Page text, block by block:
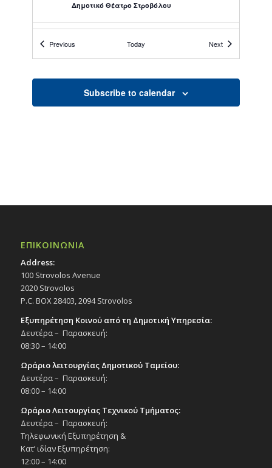
Δημοτικό Θέατρο Στροβόλου
24 «Galaxy of Τalents Gala», 24/11/24
ΝΟΕ 20:00
ΝΟΕ
Κέντρο Στροβόλου
19:30
Πολιτιστικό Κέντρο Στροβόλου
ΝΟΕ
27
«Ήντα τζαιρούς εζήσαμε» –
Μουσικοχορευτική παράσταση με τον
Λαογραφικό – Χορευτικό Όμιλο Δήμου
20:00
Εκδηλώσεις Δήμου
Δημοτικό Θέατρο Στροβόλου
28
Φεστιβάλ πιάνου- Ελένη Μαυρομουστάκη,
28/11/24
20:00
Εκδηλώσεις στο Δημοτικό Θέατρο
Δημοτικό Θέατρο Στροβόλου
Previous Today NextEvents
Subscribe to calendar
ΕΠΙΚΟΙΝΩΝΙΑ
Address:
100 Strovolos Avenue
2020 Strovolos
P.C. BOX 28403, 2094 Strovolos
Εξυπηρέτηση Κοινού από τη Δημοτική Υπηρεσία:
Δευτέρα – Παρασκευή:
08:30 – 14:00
Ωράριο λειτουργίας Δημοτικού Ταμείου:
Δευτέρα – Παρασκευή:
08:00 – 14:00
Ωράριο Λειτουργίας Τεχνικού Τμήματος:
Δευτέρα – Παρασκευή:
Τηλεφωνική Εξυπηρέτηση &
Κατ’ ιδίαν Εξυπηρέτηση:
12:00 – 14:00